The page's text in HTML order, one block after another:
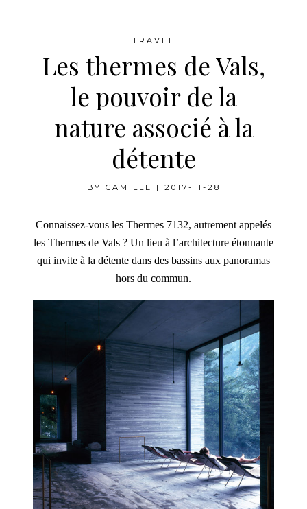
TRAVEL
Les thermes de Vals,
le pouvoir de la
nature associé à la
détente
BY CAMILLE | 2017-11-28
Connaissez-vous les Thermes 7132, autrement appelés
les Thermes de Vals ? Un lieu à l’architecture étonnante
qui invite à la détente dans des bassins aux panoramas
hors du commun.